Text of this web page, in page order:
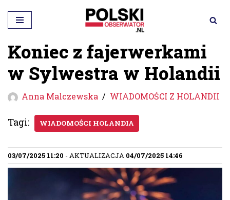
Przejdź
do
treści
Koniec z fajerwerkami
w Sylwestra w Holandii
Anna Malczewska WIADOMOŚCI Z HOLANDII
Tagi: WIADOMOŚCI HOLANDIA
03/07/2025 11:20 - AKTUALIZACJA 04/07/2025 14:46